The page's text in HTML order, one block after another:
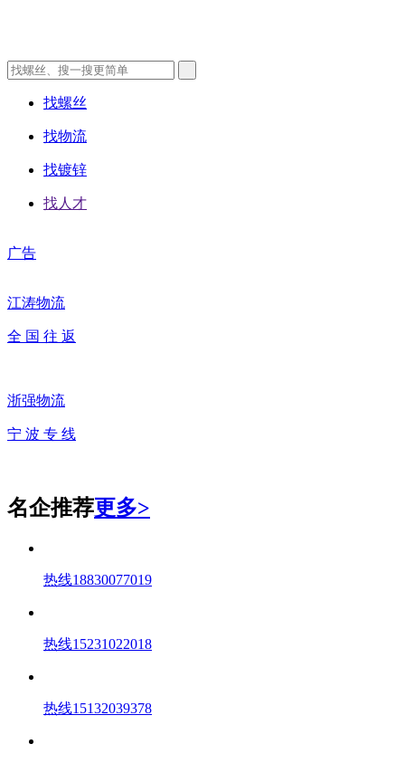
找螺丝
找物流
找镀锌
找人才
广告
江涛物流
全 国 往 返
浙强物流
宁 波 专 线
名企推荐更多>
热线18830077019
热线15231022018
热线15132039378